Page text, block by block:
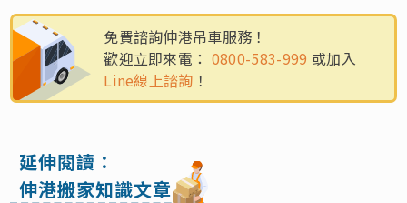
免費諮詢伸港吊車服務！
歡迎立即來電： 0800-583-999 或加入
Line線上諮詢 ！
延伸閱讀：
伸港搬家知識文章